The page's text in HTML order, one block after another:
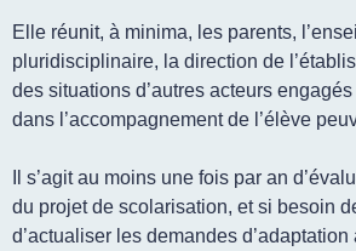
Elle réunit, à minima, les parents,
pluridisciplinaire, la direction de
des situations d’autres acteurs engagés
dans l’accompagnement de l’élève
Il s’agit au moins une fois par an
du projet de scolarisation, et si besoin
d’actualiser les demandes d’adaptation